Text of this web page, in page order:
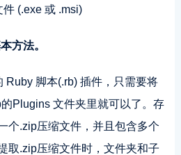
件 (.exe 或 .msi)
方法。
Ruby 脚本(.rb) 插件，只需要将
Plugins 文件夹里就可以了。存
个.zip压缩文件，并且包含多个
取.zip压缩文件时，文件夹和子